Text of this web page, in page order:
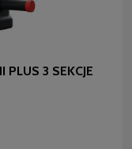
3 SEKCJE